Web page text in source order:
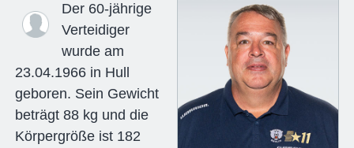
Der 60-jährige
Verteidiger
wurde am
23.04.1966 in Hull
geboren. Sein Gewicht
beträgt 88 kg und die
Körpergröße ist 182